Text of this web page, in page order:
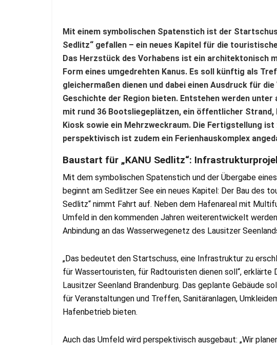
Mit einem symbolischen Spatenstich ist der
Sedlitz“ gefallen – ein neues Kapitel für die
Das Herzstück des Vorhabens ist ein architektonisch
Form eines umgedrehten Kanus. Es soll künftig als
gleichermaßen dienen und dabei einen Ausdruck für
Geschichte der Region bieten. Entstehen werden
mit rund 36 Bootsliegeplätzen, ein öffentlicher
Kiosk sowie ein Mehrzweckraum. Die Fertigstellung
perspektivisch ist zudem ein Ferienhauskomplex
Baustart für „KANU Sedlitz“:
Mit dem symbolischen Spatenstich und der Übergabe
beginnt am Sedlitzer See ein neues Kapitel: Der Bau des
Sedlitz“ nimmt Fahrt auf. Neben dem Hafenareal mit
Umfeld in den kommenden Jahren weiterentwickelt
Anbindung an das Wasserwegenetz des Lausitzer
„Das bedeutet den Startschuss, eine Infrastruktur zu
für Wassertouristen, für Radtouristen dienen soll“, erklärte
Lausitzer Seenland Brandenburg. Das geplante Gebäude
für Veranstaltungen und Treffen, Sanitäranlagen,
Hafenbetrieb bieten.
Auch das Umfeld wird perspektivisch ausgebaut: „Wir